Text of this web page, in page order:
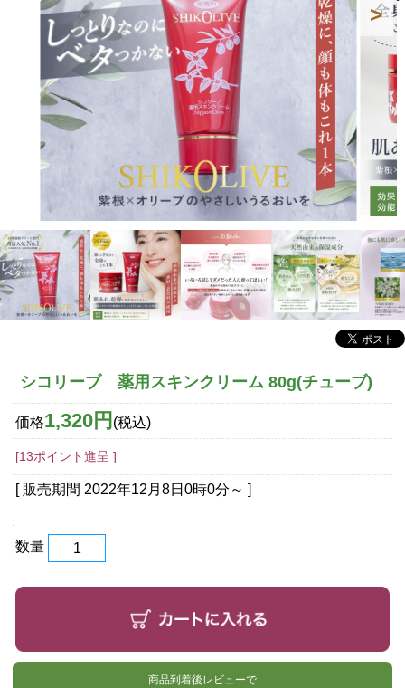
シコリーブ 薬用スキンクリーム 80g(チューブ)
価格1,320円 (税込)
[13ポイント進呈 ]
[ 販売期間 2022年12月8日0時0分 ～ ]
数量
商品到着後レビューで